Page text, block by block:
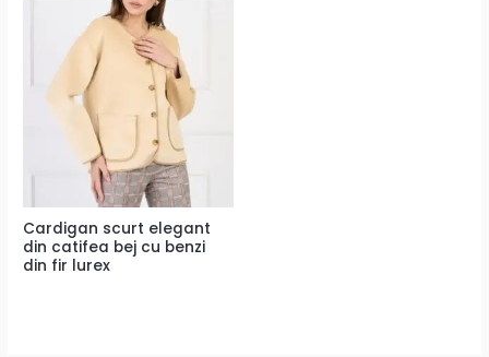
Cardigan scurt elegant
din catifea bej cu benzi
din fir lurex